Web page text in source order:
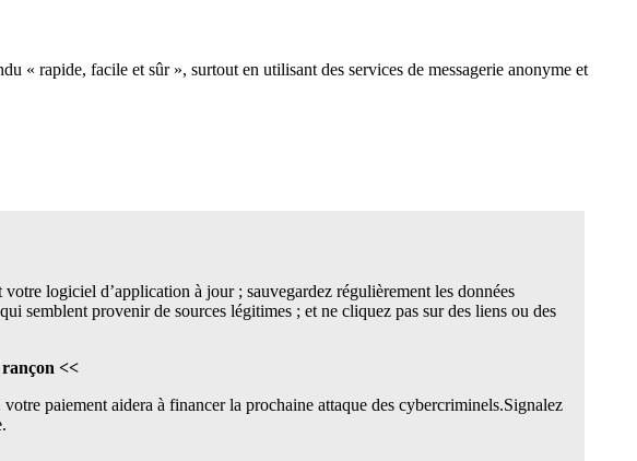
« rapide, facile et sûr », surtout en utilisant des services de messagerie anonyme et
logiciel d’application à jour ; sauvegardez régulièrement les données
semblent provenir de sources légitimes ; et ne cliquez pas sur des liens ou des
rançon <<
paiement aidera à financer la prochaine attaque des cybercriminels.Signalez